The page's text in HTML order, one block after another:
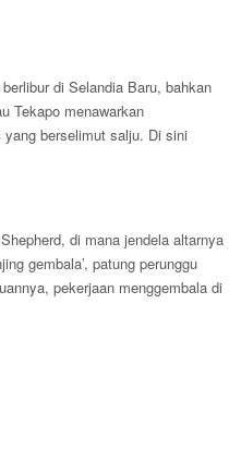
di Selandia Baru, bahkan
Tekapo menawarkan
berselimut salju. Di sini
di mana jendela altarnya
gembala’, patung perunggu
pekerjaan menggembala di